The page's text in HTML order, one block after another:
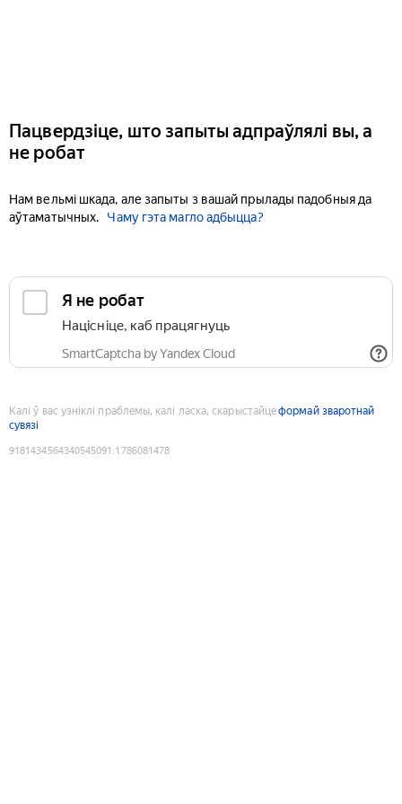
Пацвердзіце, што запыты адпраўлялі вы, а
не робат
Нам вельмі шкада, але запыты з вашай прылады падобныя да
аўтаматычных.
Чаму гэта магло адбыцца?
Я не робат
Націсніце, каб працягнуць
SmartCaptcha by Yandex Cloud
Калі ў вас узніклі праблемы, калі ласка, скарыстайцеформай зваротнай
сувязі
9181434564340545091 :1786081478